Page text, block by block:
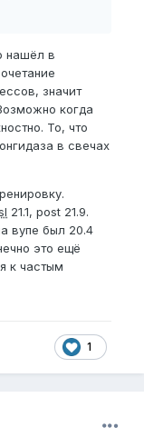
нашёл в
значит
когда
То, что
в свечах
21.1, post 21.9.
вупе был 20.4
это ещё
к частым
1